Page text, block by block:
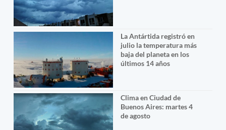
La Antártida registró en
julio la temperatura más
baja del planeta en los
últimos 14 años
Clima en Ciudad de
Buenos Aires: martes 4
de agosto